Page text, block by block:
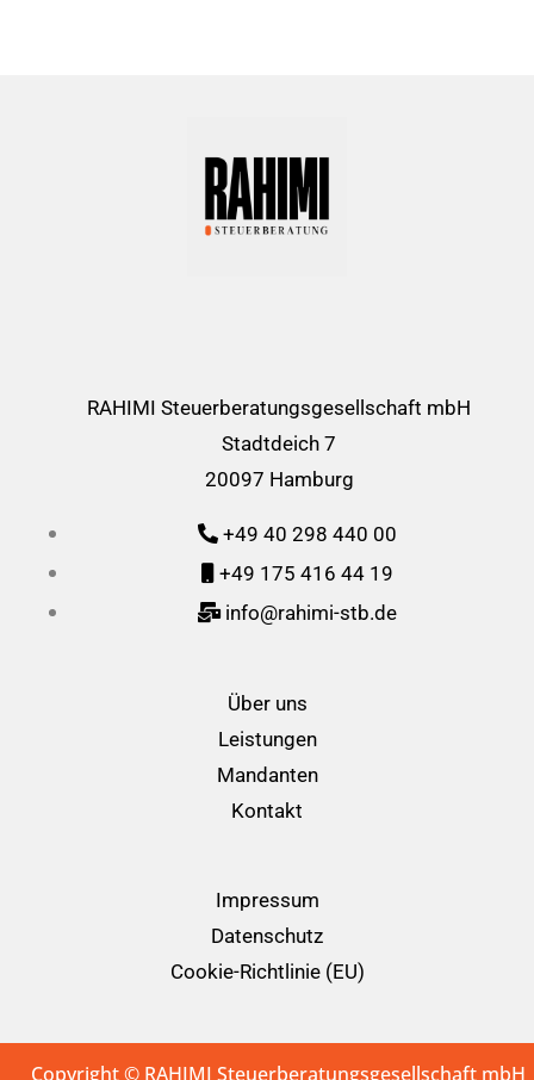
RAHIMI Steuerberatungsgesellschaft mbH
Stadtdeich 7
20097 Hamburg
+49 40 298 440 00
+49 175 416 44 19
info@rahimi-stb.de
Über uns
Leistungen
Mandanten
Kontakt
Impressum
Datenschutz
Cookie-Richtlinie (EU)
Copyright © RAHIMI Steuerberatungsgesellschaft mbH